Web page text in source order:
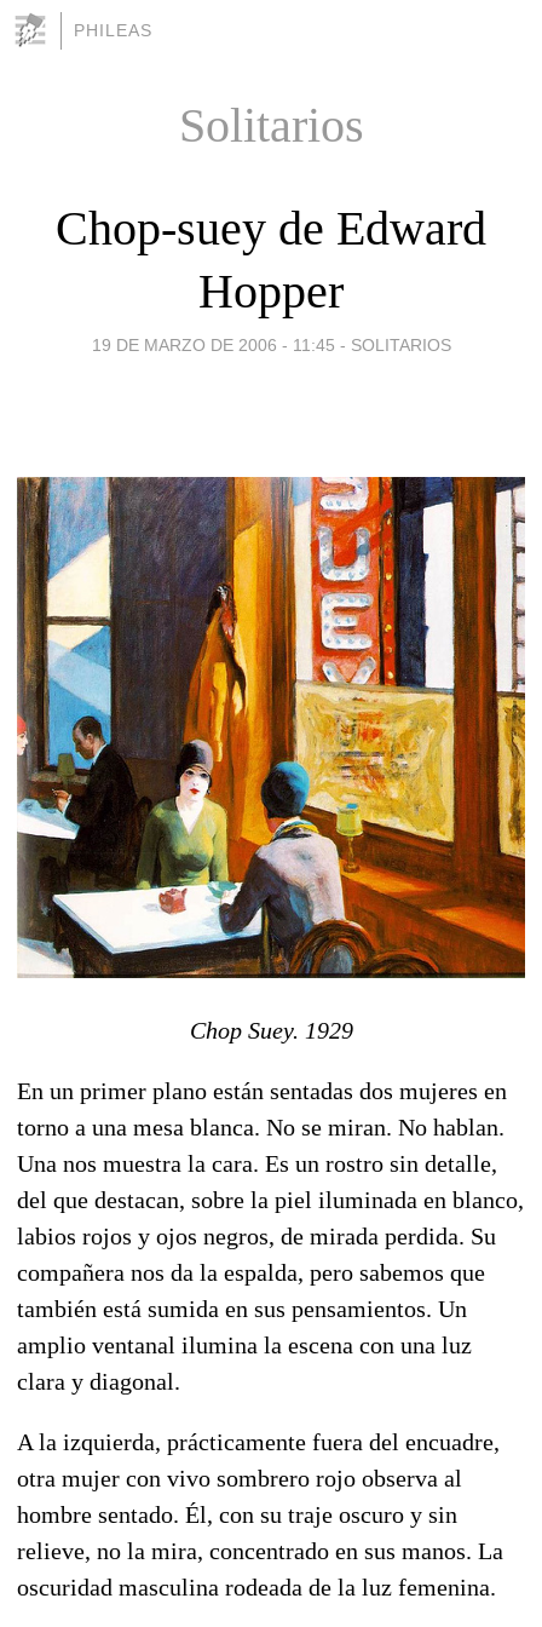
PHILEAS
Solitarios
Chop-suey de Edward
Hopper
19 DE MARZO DE 2006 - 11:45 - SOLITARIOS
Chop Suey. 1929
En un primer plano están sentadas dos mujeres en
torno a una mesa blanca. No se miran. No hablan.
Una nos muestra la cara. Es un rostro sin detalle,
del que destacan, sobre la piel iluminada en blanco,
labios rojos y ojos negros, de mirada perdida. Su
compañera nos da la espalda, pero sabemos que
también está sumida en sus pensamientos. Un
amplio ventanal ilumina la escena con una luz
clara y diagonal.
A la izquierda, prácticamente fuera del encuadre,
otra mujer con vivo sombrero rojo observa al
hombre sentado. Él, con su traje oscuro y sin
relieve, no la mira, concentrado en sus manos. La
oscuridad masculina rodeada de la luz femenina.